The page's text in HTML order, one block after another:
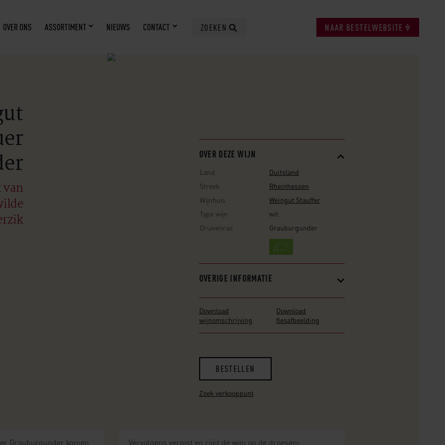
OVER ONS ASSORTIMENT NIEUWS CONTACT ZOEKEN NAAR BESTELWEBSITE
van
OVER DEZE WIJN
Land
Duitsland
Streek
Rheinhessen
Wijnhuis
Weingut Stauffer
Type wijn
wit
Druivenras
Grauburgunder
OVERIGE INFORMATIE
Download
wijnomschrijving
Download
flesafbeelding
BESTELLEN
Zoek verkooppunt
Grauburgunder komen
Vervolgens vergist en rijpt de wijn op de droesem